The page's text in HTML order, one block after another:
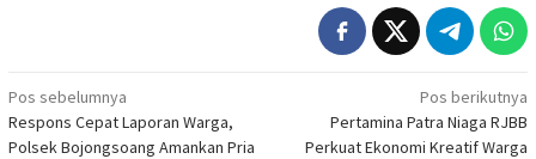
Navigasi
pos
Pos sebelumnya
Respons Cepat Laporan Warga,
Polsek Bojongsoang Amankan Pria
Pos berikutnya
Pertamina Patra Niaga RJBB
Perkuat Ekonomi Kreatif Warga